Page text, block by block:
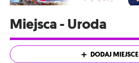
Miejsca - Uroda
DODAJ MIEJSCE